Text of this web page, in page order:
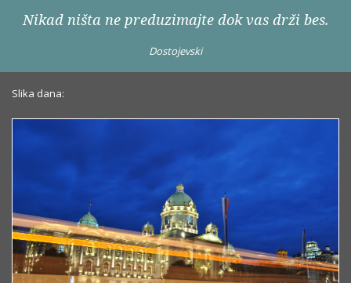
Nikad ništa ne preduzimajte dok vas drži bes.
Dostojevski
Slika dana: